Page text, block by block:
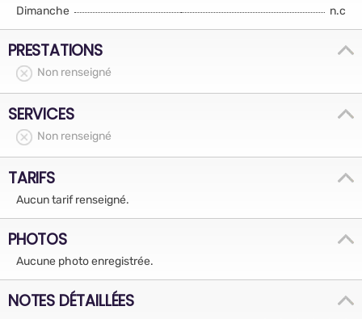
Dimanche
n.c
PRESTATIONS
Non renseigné
SERVICES
Non renseigné
TARIFS
Aucun tarif renseigné.
PHOTOS
Aucune photo enregistrée.
NOTES DÉTAILLÉES